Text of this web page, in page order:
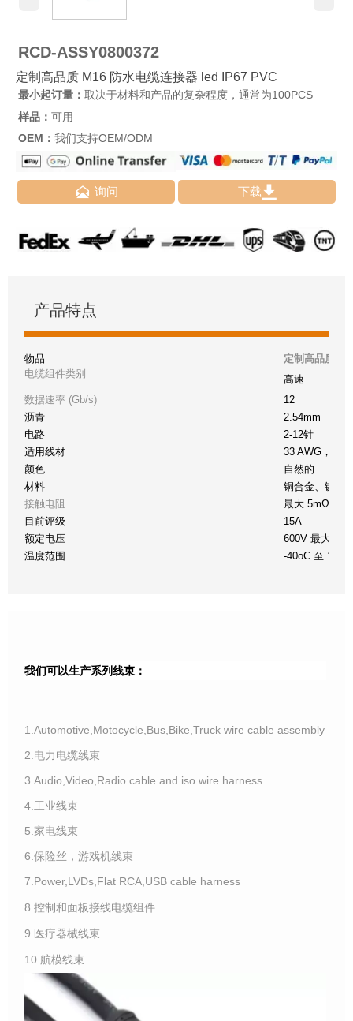
RCD-ASSY0800372
定制高品质 M16 防水电缆连接器 led IP67 PVC
最小起订量： 取决于材料和产品的复杂程度，通常为100PCS
样品： 可用
OEM： 我们支持OEM/ODM
 询问 下载
产品特点
物品
定制高品质
电缆组件类别
高速
数据速率 (Gb/s)
12
沥青
2.54mm
电路
2-12针
适用线材
33 AWG，85
颜色
自然的
材料
铜合金、镀锡
接触电阻
最大 5mΩ
目前评级
15A
额定电压
600V 最大交
温度范围
-40oC 至
我们可以生产系列线束：
1.Automotive,Motocycle,Bus,Bike,Truck wire cable assembly
2.电力电缆线束
3.Audio,Video,Radio cable and iso wire harness
4.工业线束
5.家电线束
6.保险丝，游戏机线束
7.Power,LVDs,Flat RCA,USB cable harness
8.控制和面板接线电缆组件
9.医疗器械线束
10.航模线束